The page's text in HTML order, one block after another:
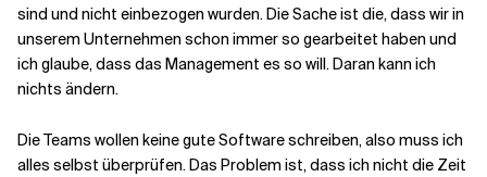
sind und nicht einbezogen wurden. Die Sache ist die, dass wir in
unserem Unternehmen schon immer so gearbeitet haben und
ich glaube, dass das Management es so will. Daran kann ich
nichts ändern.
Die Teams wollen keine gute Software schreiben, also muss ich
alles selbst überprüfen. Das Problem ist, dass ich nicht die Zeit